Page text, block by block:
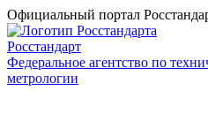
Официальный портал
Росстандарт
Федеральное агентство по
метрологии